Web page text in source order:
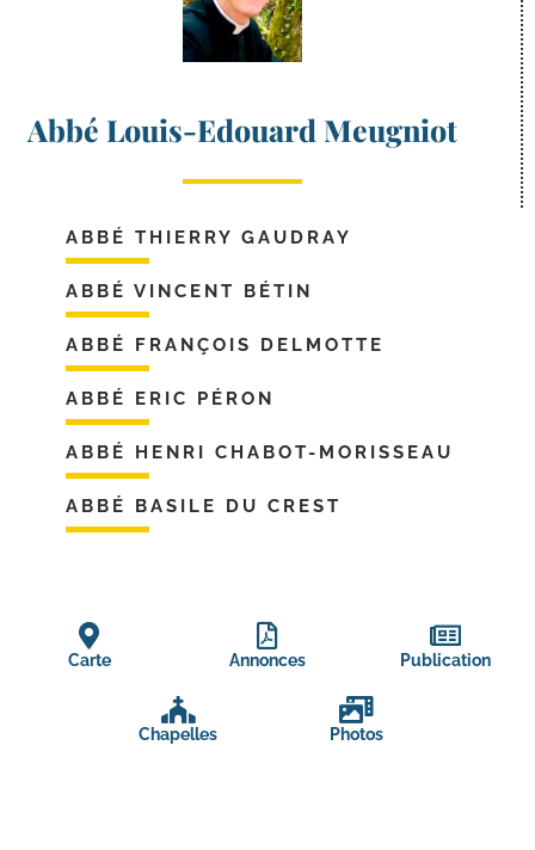
Abbé Louis-Edouard Meugniot
ABBÉ THIERRY GAUDRAY
ABBÉ VINCENT BÉTIN
ABBÉ FRANÇOIS DELMOTTE
ABBÉ ERIC PÉRON
ABBÉ HENRI CHABOT-MORISSEAU
ABBÉ BASILE DU CREST
Carte Annonces Publication
Chapelles Photos